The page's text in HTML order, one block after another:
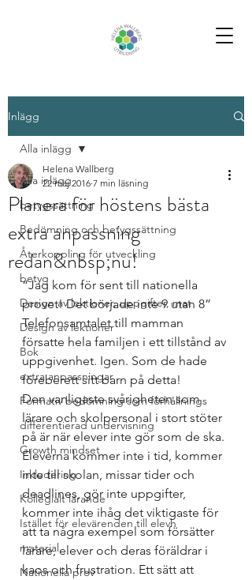
Inlägg
Alla inlägg
betygssättning
Bedömning och betygssättning
Återkoppling för utveckling
betyg
Design av lektioner, uppgifter, mat
Design av lektioner
Bok
extra anpassningar
Formativ bedömning som förhållnings
differentierad undervisning
Growth mindset
Inkludering
Kollegialt lärande
Istället för elevärenden till elevh
material
Nationella prov
Alla inlägg
Planera för höstens bästa
extra anpassning
redan&nbsp;nu!
Helena Wallberg
22 maj 2016 7 min läsning
“Jag kom för sent till nationella
provet! Det började inte 9 utan 8”
Telefonsamtalet till mamman
försatte hela familjen i ett tillstånd av
uppgivenhet. Igen. Som de hade
föreberett sitt barn på detta!
Den vanligaste svårigheten som
lärare och skolpersonal i stort stöter
på är när elever inte gör som de ska.
Eleverna kommer inte i tid, kommer
inte till skolan, missar tider och
deadlines, gör inte uppgifter,
kommer inte ihåg det viktigaste för
att ta några exempel som försätter
lärare, elever och deras föräldrar i
kaos och frustration. Ett sätt att